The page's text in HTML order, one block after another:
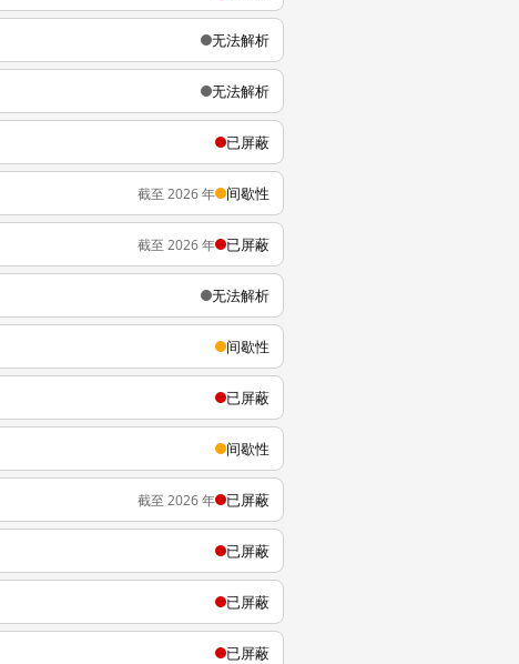
无法解析
无法解析
已屏蔽
截至 2026 年 间歇性
截至 2026 年 已屏蔽
无法解析
间歇性
已屏蔽
间歇性
截至 2026 年 已屏蔽
已屏蔽
已屏蔽
已屏蔽